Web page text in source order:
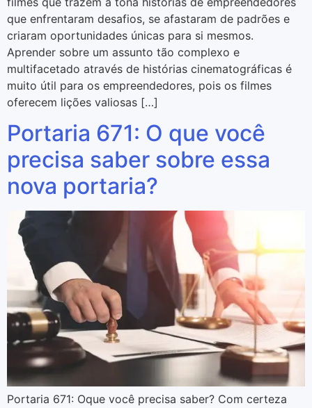
que enfrentaram desafios, se afastaram de padrões e
criaram oportunidades únicas para si mesmos.
Aprender sobre um assunto tão complexo e
multifacetado através de histórias cinematográficas é
muito útil para os empreendedores, pois os filmes
oferecem lições valiosas […]
Portaria 671: O que você
precisa saber sobre essa
nova portaria?
Portaria 671: Oque você precisa saber? Com certeza